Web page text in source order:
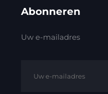
Abonneren
Uw e-mailadres